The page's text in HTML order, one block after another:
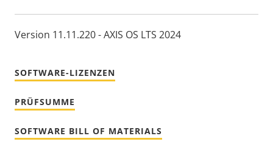
Version 11.11.220 - AXIS OS LTS 2024
SOFTWARE-LIZENZEN
PRÜFSUMME
SOFTWARE BILL OF MATERIALS